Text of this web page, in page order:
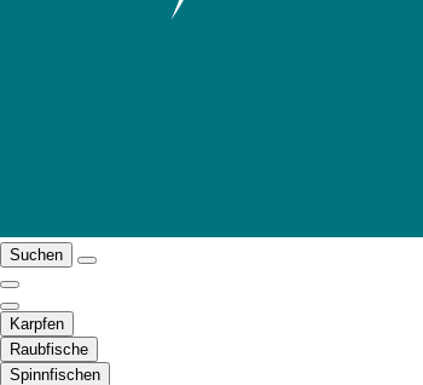
Suchen
Karpfen
Raubfische
Spinnfischen